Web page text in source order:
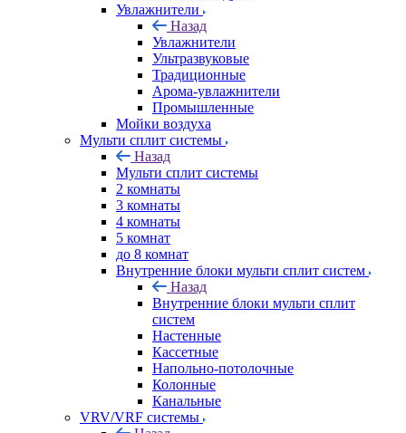
Увлажнители
Назад
Увлажнители
Ультразвуковые
Традиционные
Арома-увлажнители
Промышленные
Мойки воздуха
Мульти сплит системы
Назад
Мульти сплит системы
2 комнаты
3 комнаты
4 комнаты
5 комнат
до 8 комнат
Внутренние блоки мульти сплит систем
Назад
Внутренние блоки мульти сплит
систем
Настенные
Кассетные
Напольно-потолочные
Колонные
Канальные
VRV/VRF системы